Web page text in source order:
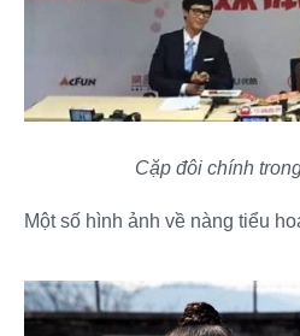
Cặp đôi chính
Một số hình ảnh về nàng tiểu